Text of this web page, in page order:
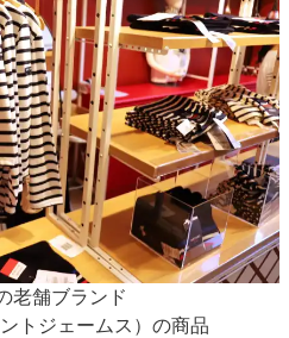
老舗ブランド
トジェームス）の商品